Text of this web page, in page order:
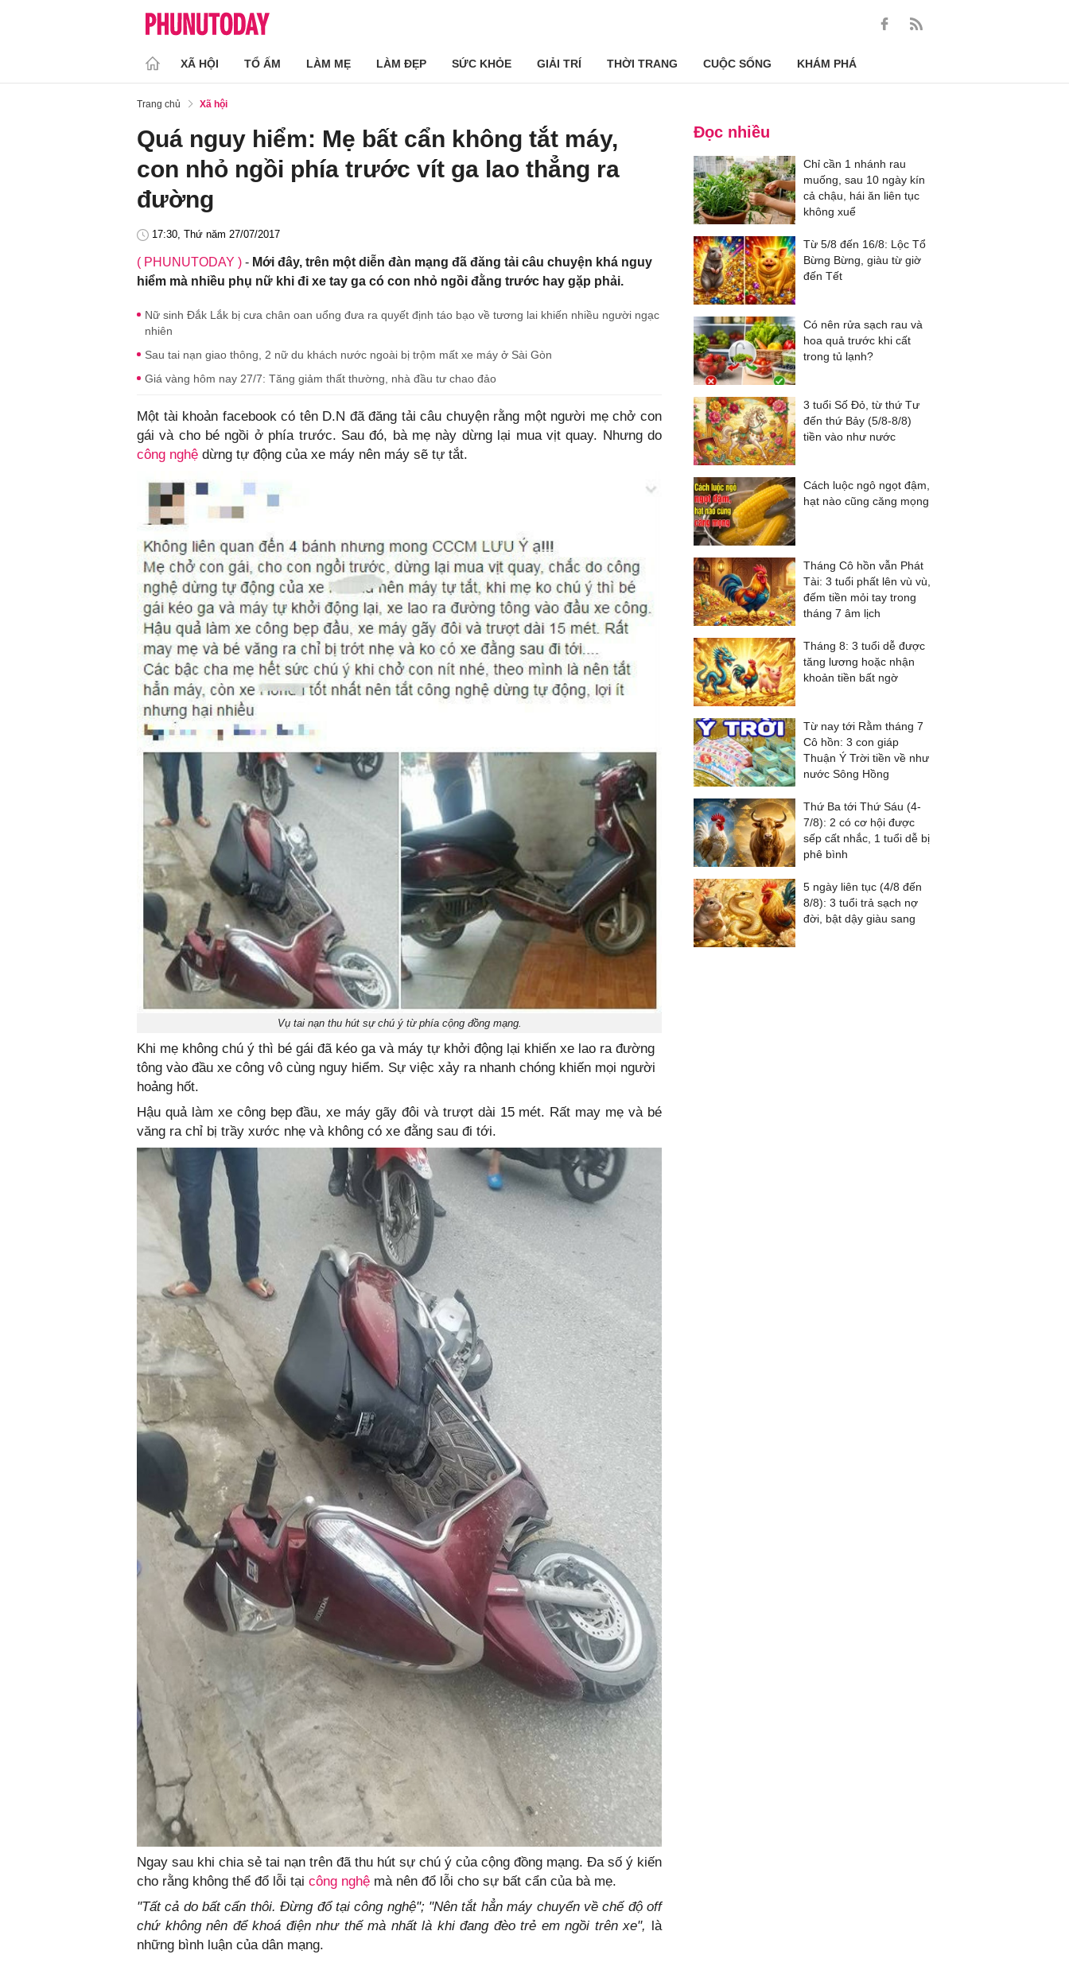
XÃ HỘI TỔ ẤM LÀM MẸ LÀM ĐẸP SỨC KHỎE GIẢI TRÍ THỜI TRANG CUỘC SỐNG KHÁM PHÁ
Trang chủ Xã hội
Quá nguy hiểm: Mẹ bất cẩn không tắt máy,
con nhỏ ngồi phía trước vít ga lao thẳng ra
đường
17:30, Thứ năm 27/07/2017
( PHUNUTODAY ) - Mới đây, trên một diễn đàn mạng đã đăng tải câu chuyện khá nguy
hiểm mà nhiều phụ nữ khi đi xe tay ga có con nhỏ ngồi đằng trước hay gặp phải.
Nữ sinh Đắk Lắk bị cưa chân oan uổng đưa ra quyết định táo bạo về tương lai khiến nhiều người ngạc
nhiên
Sau tai nạn giao thông, 2 nữ du khách nước ngoài bị trộm mất xe máy ở Sài Gòn
Giá vàng hôm nay 27/7: Tăng giảm thất thường, nhà đầu tư chao đảo
Một tài khoản facebook có tên D.N đã đăng tải câu chuyện rằng một người mẹ chở con
gái và cho bé ngồi ở phía trước. Sau đó, bà mẹ này dừng lại mua vịt quay. Nhưng do
công nghệ dừng tự động của xe máy nên máy sẽ tự tắt.
Vụ tai nạn thu hút sự chú ý từ phía cộng đồng mạng.
Khi mẹ không chú ý thì bé gái đã kéo ga và máy tự khởi động lại khiến xe lao ra đường
tông vào đầu xe công vô cùng nguy hiểm. Sự việc xảy ra nhanh chóng khiến mọi người
hoảng hốt.
Hậu quả làm xe công bẹp đầu, xe máy gãy đôi và trượt dài 15 mét. Rất may mẹ và bé
văng ra chỉ bị trầy xước nhẹ và không có xe đằng sau đi tới.
Ngay sau khi chia sẻ tai nạn trên đã thu hút sự chú ý của cộng đồng mạng. Đa số ý kiến
cho rằng không thể đổ lỗi tại công nghệ mà nên đổ lỗi cho sự bất cẩn của bà mẹ.
"Tất cả do bất cẩn thôi. Đừng đổ tại công nghệ"; "Nên tắt hẳn máy chuyển về chế độ off
chứ không nên để khoá điện như thế mà nhất là khi đang đèo trẻ em ngồi trên xe",
là
những bình luận của dân mạng.
Đọc nhiều
Chỉ cần 1 nhánh rau
muống, sau 10 ngày kín
cả chậu, hái ăn liên tục
không xuể
Từ 5/8 đến 16/8: Lộc Tổ
Bừng Bừng, giàu từ giờ
đến Tết
Có nên rửa sạch rau và
hoa quả trước khi cất
trong tủ lạnh?
3 tuổi Số Đỏ, từ thứ Tư
đến thứ Bảy (5/8-8/8)
tiền vào như nước
Cách luộc ngô ngọt đậm,
hạt nào cũng căng mọng
Tháng Cô hồn vẫn Phát
Tài: 3 tuổi phất lên vù vù,
đếm tiền mỏi tay trong
tháng 7 âm lịch
Tháng 8: 3 tuổi dễ được
tăng lương hoặc nhận
khoản tiền bất ngờ
Từ nay tới Rằm tháng 7
Cô hồn: 3 con giáp
Thuận Ý Trời tiền về như
nước Sông Hồng
Thứ Ba tới Thứ Sáu (4-
7/8): 2 có cơ hội được
sếp cất nhắc, 1 tuổi dễ bị
phê bình
5 ngày liên tục (4/8 đến
8/8): 3 tuổi trả sạch nợ
đời, bật dậy giàu sang